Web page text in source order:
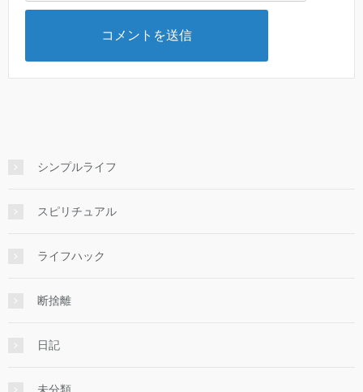
シンプルライフ
スピリチュアル
ライフハック
断捨離
日記